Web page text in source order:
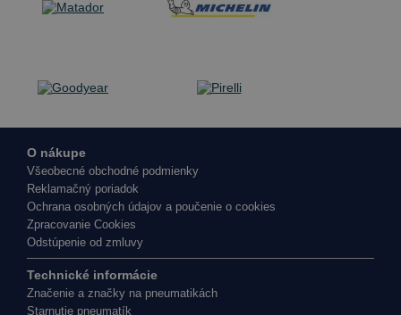
O nákupe
Všeobecné obchodné podmienky
Reklamačný poriadok
Ochrana osobných údajov a poučenie o cookies
Zpracovanie Cookies
Odstúpenie od zmluvy
Technické informácie
Značenie a značky na pneumatikách
Starnutie pneumatík